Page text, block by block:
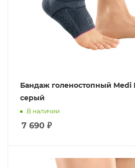
Бандаж голеностопный Medi
серый
В наличии
7 690 ₽